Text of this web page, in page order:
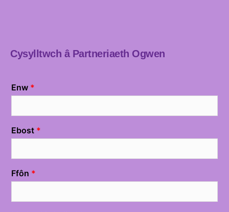
Cysylltwch â Partneriaeth Ogwen